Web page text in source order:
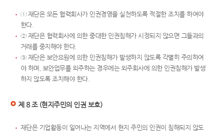
① 재단은 모든 협력회사가 인권경영을 실천하도록 적절한 조치를 하여야
한다.
② 재단은 협력회사에 의한 중대한 인권침해가 시정되지 않으면 그들과의
거래를 중지해야 한다.
③ 재단은 보안요원에 의한 인권침해가 발생하지 않도록 각별히 주의하여
야 하며, 보안업무를 외주하는 경우에는 외주회사에 의한 인권침해가 발생
하지 않도록 조치해야 한다.
제 8 조 (현지주민의 인권 보호)
재단은 기업활동이 일어나는 지역에서 현지 주민의 인권이 침해되지 않도